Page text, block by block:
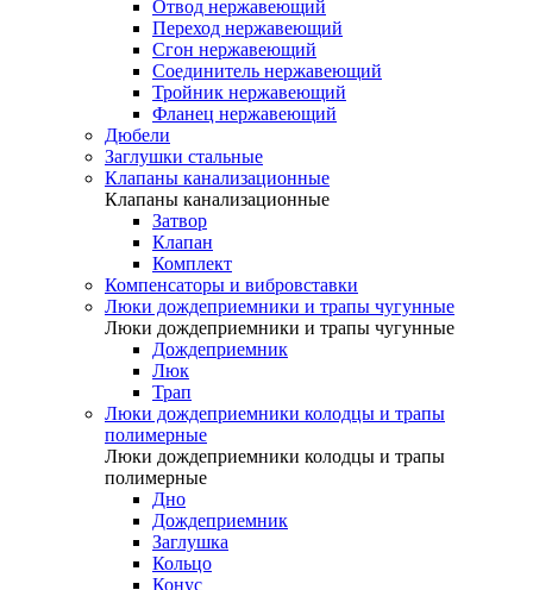
Отвод нержавеющий
Переход нержавеющий
Сгон нержавеющий
Соединитель нержавеющий
Тройник нержавеющий
Фланец нержавеющий
Дюбели
Заглушки стальные
Клапаны канализационные
Клапаны канализационные
Затвор
Клапан
Комплект
Компенсаторы и вибровставки
Люки дождеприемники и трапы чугунные
Люки дождеприемники и трапы чугунные
Дождеприемник
Люк
Трап
Люки дождеприемники колодцы и трапы
полимерные
Люки дождеприемники колодцы и трапы
полимерные
Дно
Дождеприемник
Заглушка
Кольцо
Конус